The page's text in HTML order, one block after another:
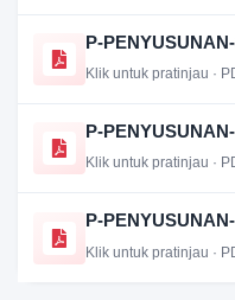
P-
Klik untuk pratinjau ·
P-
Klik untuk pratinjau ·
P-
Klik untuk pratinjau ·